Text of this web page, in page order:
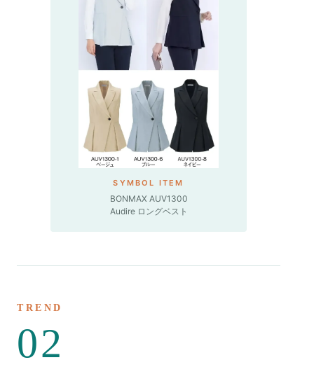
SYMBOL ITEM
BONMAX AUV1300
Audire ロングベスト
TREND
02